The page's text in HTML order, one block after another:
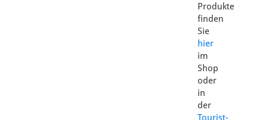
Produkte
finden
Sie
hier
im
Shop
oder
in
der
Tourist-